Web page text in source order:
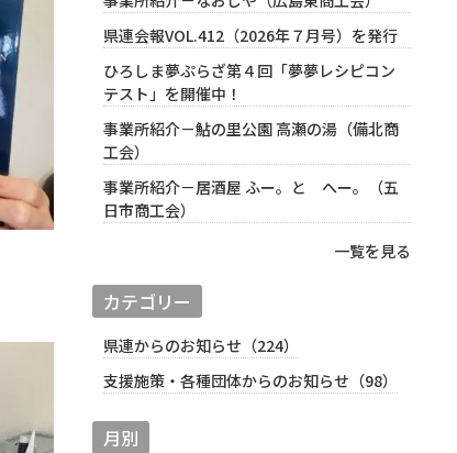
県連会報VOL.412（2026年７月号）を発行
ひろしま夢ぷらざ第４回「夢夢レシピコン
テスト」を開催中！
事業所紹介－鮎の里公園 高瀬の湯（備北商
工会）
事業所紹介－居酒屋 ふー。と へー。（五
日市商工会）
一覧を見る
カテゴリー
県連からのお知らせ（224）
支援施策・各種団体からのお知らせ（98）
月別